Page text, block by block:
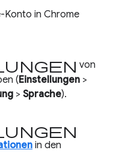
Konto in Chrome
von
(Einstellungen >
> Sprache).
in den